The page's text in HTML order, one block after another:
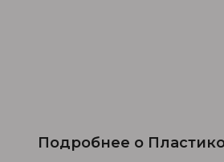
Подробнее о